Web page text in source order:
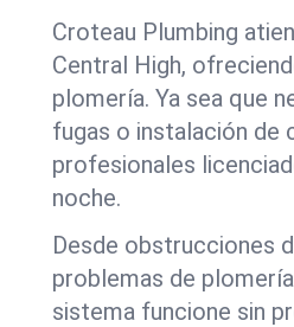
Croteau Plumbing
Central High,
plomería. Ya sea que
fugas o instalación de
profesionales
noche.
Desde obstrucciones
problemas de
sistema funcione sin